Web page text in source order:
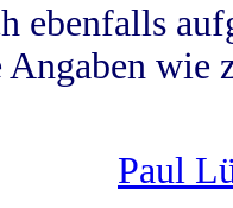
ebenfalls
wie
Paul